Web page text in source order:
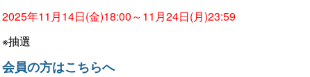
2025年11月14日(金)18:00～11月24日(月)23:59
※抽選
会員の方はこちらへ